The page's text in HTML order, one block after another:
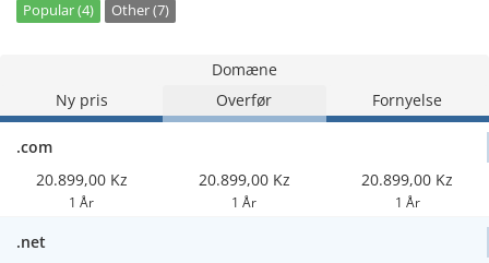
Popular (4) Other (7)
Domæne
Ny pris
Overfør Fornyelse
.com
20.899,00 Kz
1 År
20.899,00 Kz
1 År
20.899,00 Kz
1 År
.net